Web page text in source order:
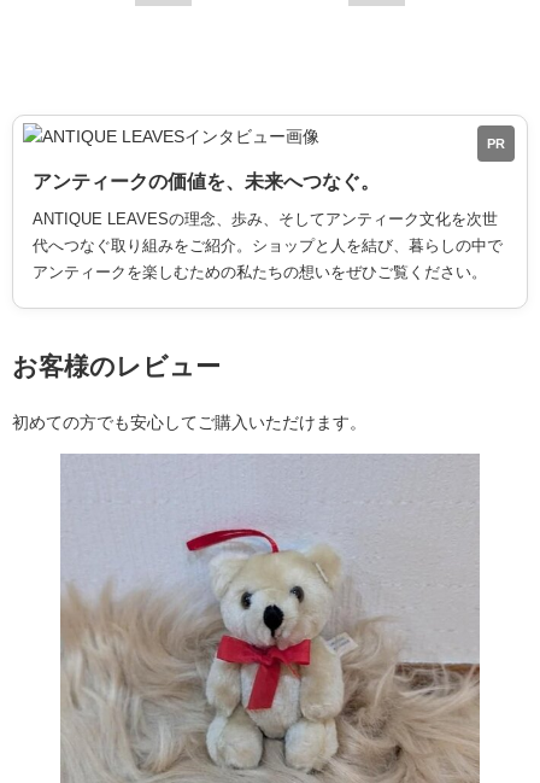
PR
アンティークの価値を、未来へつなぐ。
ANTIQUE LEAVESの理念、歩み、そしてアンティーク文化を次世
代へつなぐ取り組みをご紹介。ショップと人を結び、暮らしの中で
アンティークを楽しむための私たちの想いをぜひご覧ください。
お客様のレビュー
初めての方でも安心してご購入いただけます。